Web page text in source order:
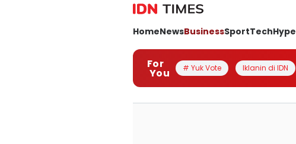
HomeNewsBusinessSportTechHype
For
You # Yuk Vote Iklanin di IDN